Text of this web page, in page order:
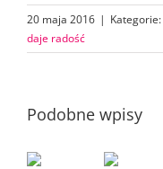
20 maja 2016 | Kategorie:
daje radość
Podobne wpisy